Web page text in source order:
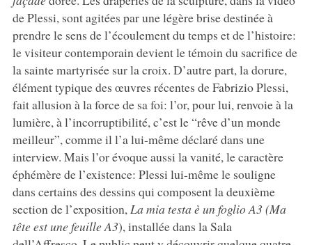
de Plessi, sont agitées par une légère brise destinée à
prendre le sens de l’écoulement du temps et de l’histoire:
le visiteur contemporain devient le témoin du sacrifice de
la sainte martyrisée sur la croix. D’autre part, la dorure,
élément typique des œuvres récentes de Fabrizio Plessi,
fait allusion à la force de sa foi: l’or, pour lui, renvoie à la
lumière, à l’incorruptibilité, c’est le “rêve d’un monde
meilleur”, comme il l’a lui-même déclaré dans une
interview. Mais l’or évoque aussi la vanité, le caractère
éphémère de l’existence: Plessi lui-même le souligne
dans certains des dessins qui composent la deuxième
section de l’exposition, La mia testa è un foglio A3 (Ma
tête est une feuille A3), installée dans la Sala